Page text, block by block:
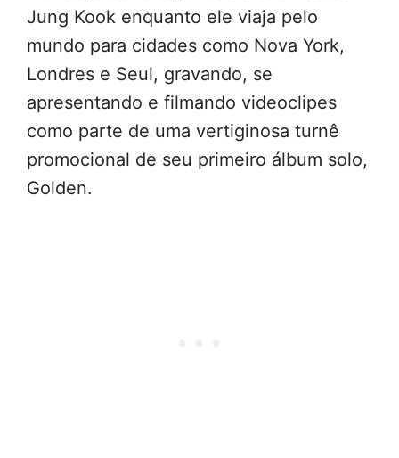
Jung Kook enquanto ele viaja pelo
mundo para cidades como Nova York,
Londres e Seul, gravando, se
apresentando e filmando videoclipes
como parte de uma vertiginosa turnê
promocional de seu primeiro álbum solo,
Golden.